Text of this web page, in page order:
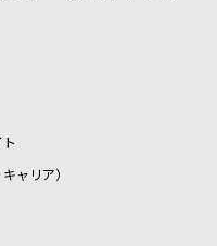
ャリア）